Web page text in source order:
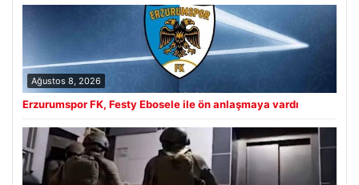
Ağustos 8, 2026
Erzurumspor FK, Festy Ebosele ile ön anlaşmaya vardı